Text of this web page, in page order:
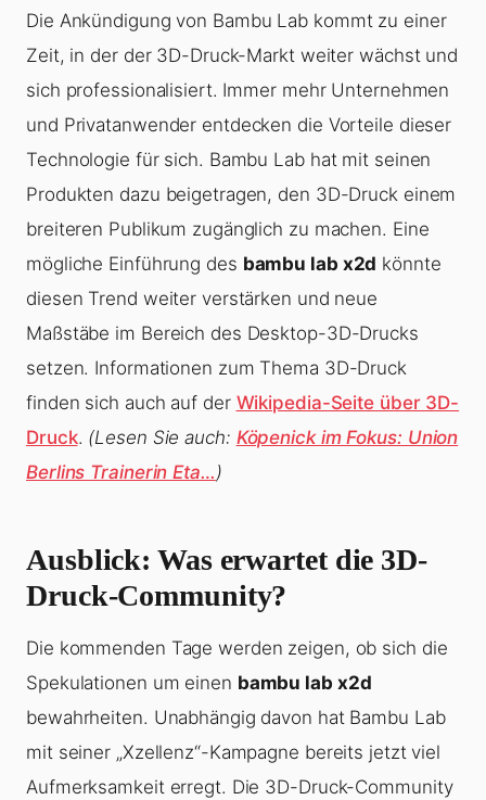
Die Ankündigung von Bambu Lab kommt zu einer
Zeit, in der der 3D-Druck-Markt weiter wächst und
sich professionalisiert. Immer mehr Unternehmen
und Privatanwender entdecken die Vorteile dieser
Technologie für sich. Bambu Lab hat mit seinen
Produkten dazu beigetragen, den 3D-Druck einem
breiteren Publikum zugänglich zu machen. Eine
mögliche Einführung des bambu lab x2d könnte
diesen Trend weiter verstärken und neue
Maßstäbe im Bereich des Desktop-3D-Drucks
setzen. Informationen zum Thema 3D-Druck
finden sich auch auf der Wikipedia-Seite über 3D-
Druck. (Lesen Sie auch: Köpenick im Fokus: Union
Berlins Trainerin Eta…)
Ausblick: Was erwartet die 3D-
Druck-Community?
Die kommenden Tage werden zeigen, ob sich die
Spekulationen um einen bambu lab x2d
bewahrheiten. Unabhängig davon hat Bambu Lab
mit seiner „Xzellenz“-Kampagne bereits jetzt viel
Aufmerksamkeit erregt. Die 3D-Druck-Community